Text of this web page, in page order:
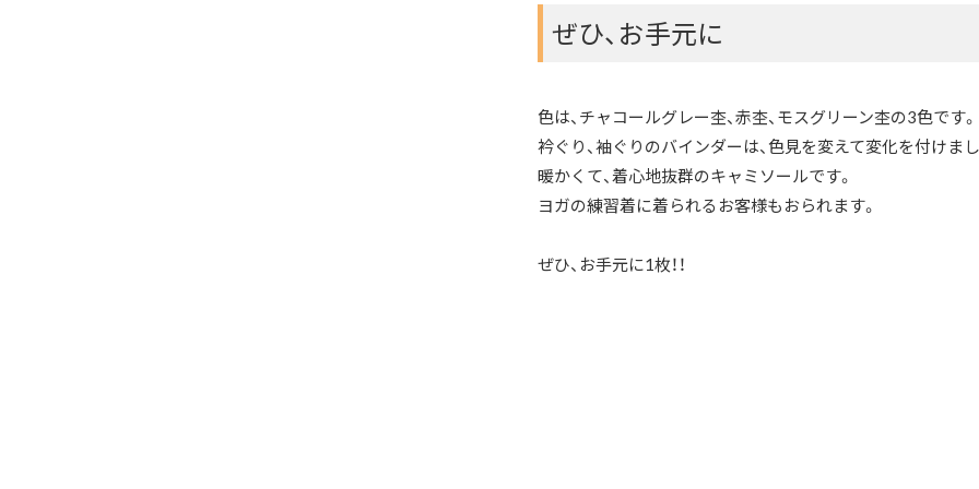
ぜひ、お手元に
色は、チャコールグレー杢、赤杢、モスグリーン杢の3色です。
衿ぐり、袖ぐりのバインダーは、色見を変えて変化を付けま
暖かくて、着心地抜群のキャミソールです。
ヨガの練習着に着られるお客様もおられます。
ぜひ、お手元に1枚！！